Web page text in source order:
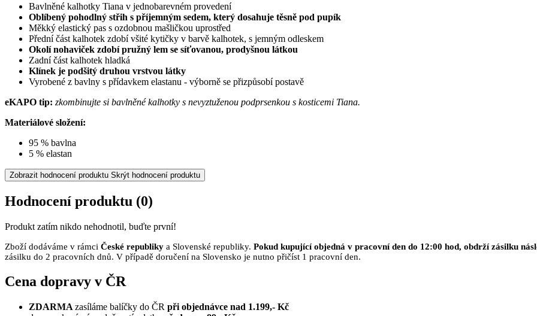
Bavlněné kalhotky Tiana v jednobarevném provedení
Oblíbený pohodlný střih s příjemným sedem, který dosahuje těsně pod pupík
Měkký elastický pas s ozdobnou mašličkou uprostřed
Přední část kalhotek zdobí všité kytičky v barvě kalhotek, s jemným odleskem
Okolí nohaviček zdobí pružný lem se síťovanou, prodyšnou látkou
Zadní část kalhotek hladká
Klínek je podšitý druhou vrstvou látky
Vyrobené z bavlny s přídavkem elastanu - výborně se přizpůsobí postavě
eKAPO tip: zkombinujte si bavlněné kalhotky s nevyztuženou podprsenkou s kosticemi Tiana.
Materiálové složení:
95 % bavlna
5 % elastan
Zobrazit hodnocení produktu Skrýt hodnocení produktu
Hodnocení produktu (0)
Produkt zatím nikdo nehodnotil, buďte první!
Zboží dodáváme v rámci České republiky a Slovenské republiky. Pokud kupující objedná v pracovní den do 12:00 hod, obdrží zásilku
zásilku do 2 pracovních dnů. V případě doručení na Slovensko je nutno přičíst 1 pracovní den.
Cena dopravy v ČR
ZDARMA zasíláme balíčky do ČR při objednávce nad 1.199,- Kč